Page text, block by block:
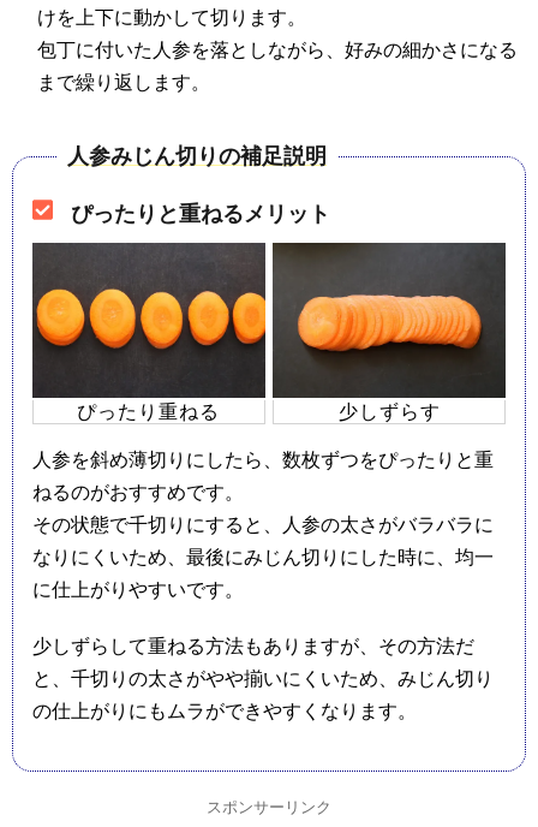
けを上下に動かして切ります。
包丁に付いた人参を落としながら、好みの細かさになる
まで繰り返します。
人参みじん切りの補足説明
ぴったりと重ねるメリット
ぴったり重ねる 少しずらす
人参を斜め薄切りにしたら、数枚ずつをぴったりと重
ねるのがおすすめです。
その状態で千切りにすると、人参の太さがバラバラに
なりにくいため、最後にみじん切りにした時に、均一
に仕上がりやすいです。
少しずらして重ねる方法もありますが、その方法だ
と、千切りの太さがやや揃いにくいため、みじん切り
の仕上がりにもムラができやすくなります。
スポンサーリンク